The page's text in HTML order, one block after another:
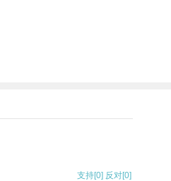
支持[0] 反对[0]